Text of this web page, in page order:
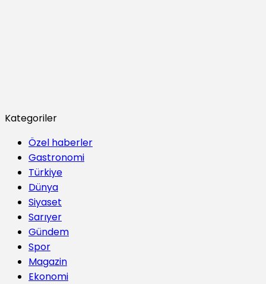
Kategoriler
Özel haberler
Gastronomi
Türkiye
Dünya
Siyaset
Sarıyer
Gündem
Spor
Magazin
Ekonomi